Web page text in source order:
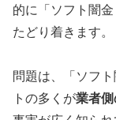
的に「ソフト闇
たどり着きます。
問題は、「ソフ
トの多くが業者